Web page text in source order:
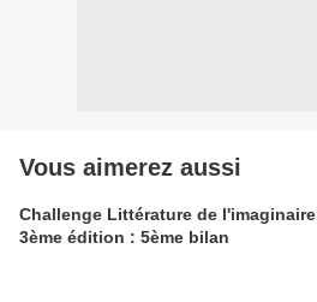
Vous aimerez aussi
Challenge Littérature de l'imaginaire
3ème édition : 5ème bilan